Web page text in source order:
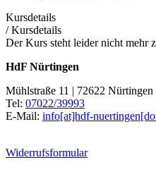
Kursdetails
/Kursdetails
Der Kurs steht leider nicht mehr
HdF Nürtingen
Mühlstraße 11 | 72622 Nürtingen
Tel: 07022/39993
E-Mail: info[at]hdf-
Widerrufsformular